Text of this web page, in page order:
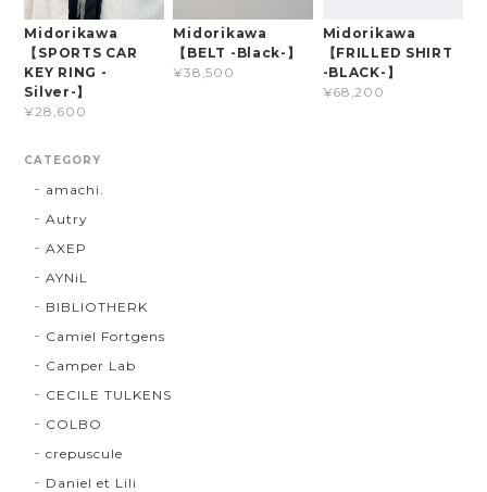
Midorikawa
【SPORTS CAR
KEY RING -
Silver-】
¥28,600
Midorikawa
【BELT -Black-】
¥38,500
Midorikawa
【FRILLED SHIRT
-BLACK-】
¥68,200
CATEGORY
amachi.
Autry
AXEP
AYNiL
BIBLIOTHERK
Camiel Fortgens
Camper Lab
CECILE TULKENS
COLBO
crepuscule
Daniel et Lili